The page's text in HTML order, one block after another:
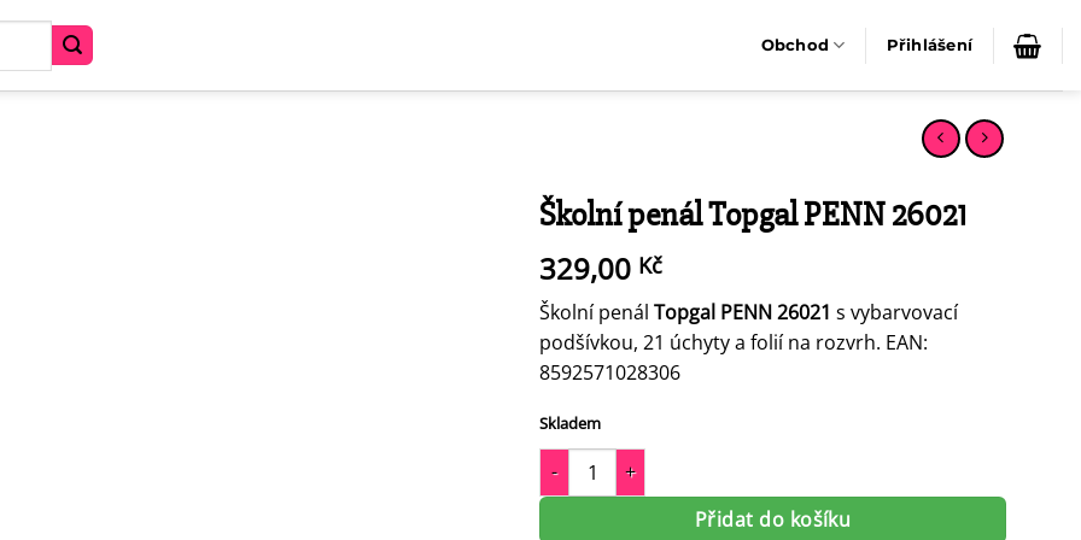
Obchod Přihlášení
Školní penál Topgal PENN 26021
329,00 Kč
Školní penálTopgal PENN 26021 s vybarvovací
podšívkou, 21 úchyty a folií na rozvrh. EAN:
8592571028306
Skladem
Školní penál Topgal PENN 26021 množství
Přidat do košíku